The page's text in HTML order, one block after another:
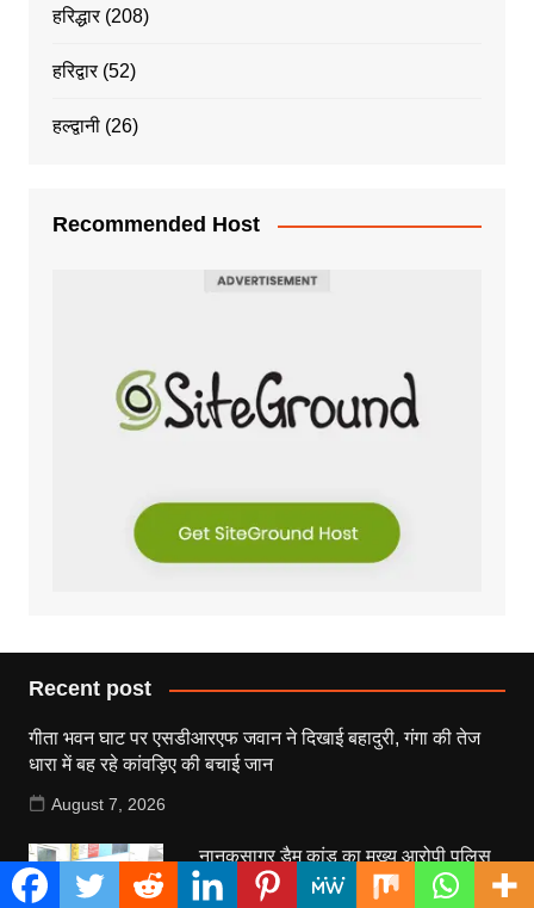
हरिद्धार(208)
हरिद्वार(52)
हल्द्वानी(26)
Recommended Host
Recent post
गीता भवन घाट पर एसडीआरएफ जवान ने दिखाई बहादुरी, गंगा की तेज
धारा में बह रहे कांवड़िए की बचाई जान
August 7, 2026
नानकसागर डैम कांड का मुख्य आरोपी पुलिस
मुठभेड़ में गिरफ्तार, पैर में गोली लगने के बाद